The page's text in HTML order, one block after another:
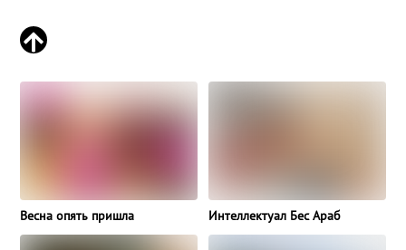
Весна опять пришла Интеллектуал Бес Араб